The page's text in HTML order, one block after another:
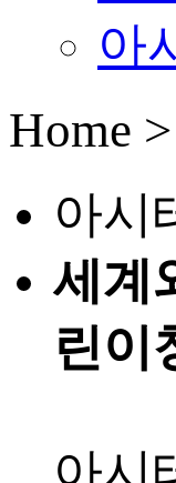
아
Home
아시
세계
린이
아시